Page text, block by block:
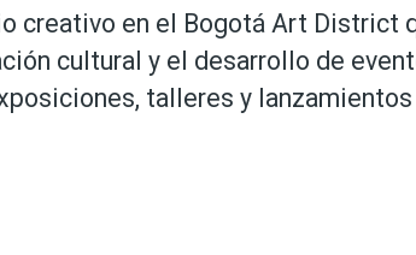
creativo en el Bogotá Art District
cultural y el desarrollo de
talleres y